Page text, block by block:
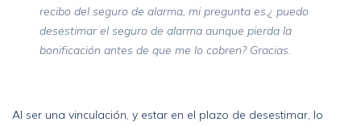
recibo del seguro de alarma, mi pregunta es,¿ puedo
desestimar el seguro de alarma aunque pierda la
bonificación antes de que me lo cobren? Gracias.
Al ser una vinculación, y estar en el plazo de desestimar, lo